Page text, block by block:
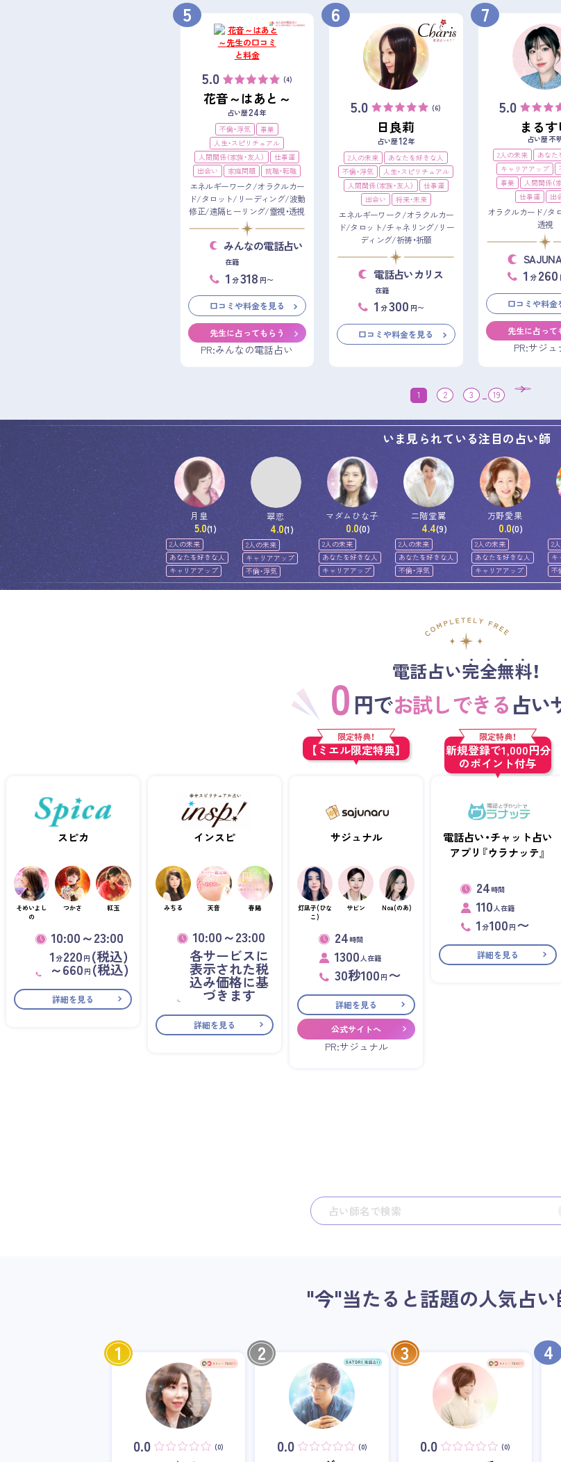
5
5.0 (4)
花音～はあと～
占い歴24年
不倫・浮気
事業
人生・スピリチュアル
人間関係（家族・友人）
仕事運
出会い
家庭問題 就職・転職
エネルギーワーク/オラクルカー
ド/タロット/リーディング/波動
修正/遠隔ヒーリング/霊視・透視
みんなの電話占い
在籍
1 分318 円〜
口コミや料金を見る
先生に占ってもらう
PR:みんなの電話占い
6
5.0 (6)
日良莉
占い歴12年
2人の未来
あなたを好きな人
不倫・浮気
人生・スピリチュアル
人間関係（家族・友人）
仕事運
出会い
将来・未来
エネルギーワーク/オラクルカー
ド/タロット/チャネリング/リー
ディング/祈祷・祈願
電話占いカリス
在籍
1 分300 円〜
口コミや料金を見る
7
5.0
まるす
占い歴 不
2人の未来
あなた
キャリアアップ
事業
人間関係（
仕事運
出
オラクルカード/タ
透視
1 分 260
口コミや料金
先生に占って
PR:サジュ
1 2 3 ... 19
いま見られている注目の占い師
月皇
5.0(1)
2人の未来
あなたを好きな人
キャリアアップ
翠恋
4.0(1)
2人の未来
キャリアアップ
不倫・浮気
マダムひな子
0.0(0)
2人の未来
あなたを好きな人
キャリアアップ
二階堂翼
4.4(9)
2人の未来
あなたを好きな人
不倫・浮気
万野愛果
0.0(0)
2人の未来
あなたを好きな人
キャリアアップ
2
キ
不
電話占い完全無料！
0 円でお試しできる占い
スピカ
そめいよし
の
つかさ 紅玉
10:00～23:00
1分220 円 (税込)
～660 円 (税込)
詳細を見る
インスピ
みちる 天音 春陽
10:00～23:00
各サービスに
表示された税
込み価格に基
づきます
詳細を見る
限定特典！
【ミエル限定特典】
サジュナル
灯凪子(ひな
こ)
サビン Noa(のあ)
24 時間
1300人在籍
30秒100 円 〜
詳細を見る
公式サイトへ
PR:サジュナル
限定特典！
新規登録で1,000円分
のポイント付与
電話占い・チャット占い
アプリ『ウラナッテ』
24 時間
110人在籍
1分100 円 〜
詳細を見る
"今"当たると話題の人気占い
1
0.0 (0)
2
0.0 (0)
3
0.0 (0)
4